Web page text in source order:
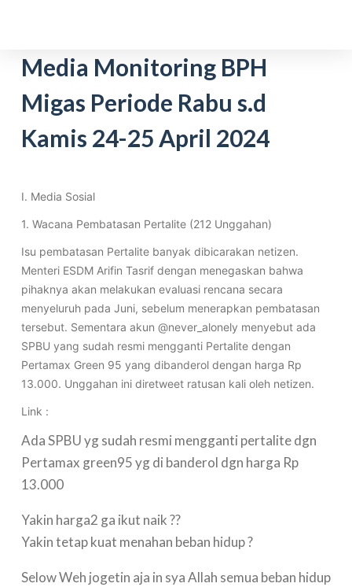
p
o
Media Monitoring BPH
Migas Periode Rabu s.d
Kamis 24-25 April 2024
I. Media Sosial
1. Wacana Pembatasan Pertalite (212 Unggahan)
Isu pembatasan Pertalite banyak dibicarakan netizen.
Menteri ESDM Arifin Tasrif dengan menegaskan bahwa
pihaknya akan melakukan evaluasi rencana secara
menyeluruh pada Juni, sebelum menerapkan pembatasan
tersebut. Sementara akun @never_alonely menyebut ada
SPBU yang sudah resmi mengganti Pertalite dengan
Pertamax Green 95 yang dibanderol dengan harga Rp
13.000. Unggahan ini diretweet ratusan kali oleh netizen.
Link :
Ada SPBU yg sudah resmi mengganti pertalite dgn
Pertamax green95 yg di banderol dgn harga Rp
13.000
Yakin harga2 ga ikut naik ??
Yakin tetap kuat menahan beban hidup ?
Selow Weh jogetin aja in sya Allah semua beban hidup